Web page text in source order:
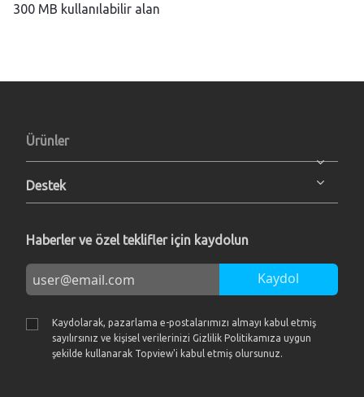
300 MB kullanılabilir alan
Ürünler
Destek
Haberler ve özel teklifler için kaydolun
Kaydol
Kaydolarak, pazarlama e-postalarımızı almayı kabul etmiş
sayılırsınız ve kişisel verilerinizi Gizlilik Politikamıza uygun
şekilde kullanarak Topview'i kabul etmiş olursunuz.